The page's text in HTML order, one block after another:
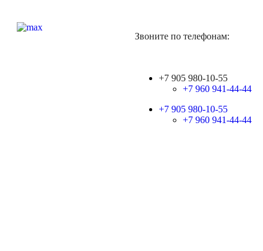
Звоните по телефонам:
+7 905 980-10-55
+7 960 941-44-44
+7 905 980-10-55
+7 960 941-44-44